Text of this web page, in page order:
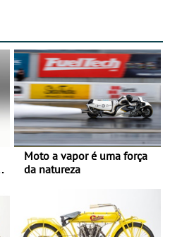
Moto a vapor é uma força
da natureza